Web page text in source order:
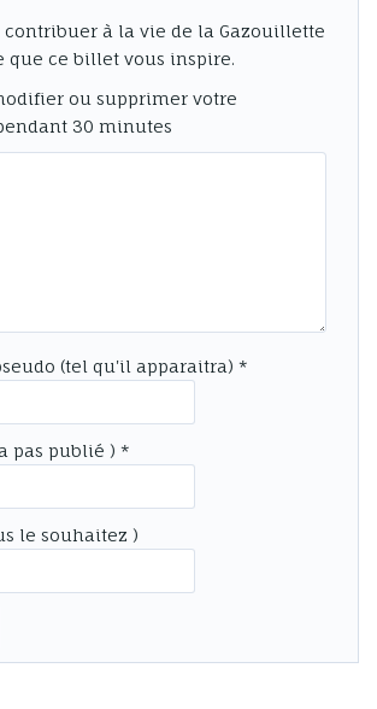
contribuer à la vie de la Gazouillette
que ce billet vous inspire.
ou supprimer votre
30 minutes
(tel qu'il apparaitra) *
pas publié ) *
le souhaitez )